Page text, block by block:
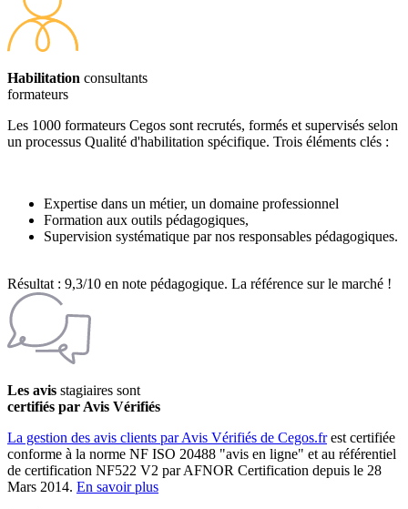
Habilitation consultants
formateurs
Les 1000 formateurs Cegos sont recrutés, formés et supervisés selon
un processus Qualité d'habilitation spécifique. Trois éléments clés :
Expertise dans un métier, un domaine professionnel
Formation aux outils pédagogiques,
Supervision systématique par nos responsables pédagogiques.
Résultat : 9,3/10 en note pédagogique. La référence sur le marché !
Les avis stagiaires sont
certifiés par Avis Vérifiés
La gestion des avis clients par Avis Vérifiés de Cegos.frest certifiée
conforme à la norme NF ISO 20488 "avis en ligne" et au référentiel
de certification NF522 V2 par AFNOR Certification depuis le 28
Mars 2014. En savoir plus